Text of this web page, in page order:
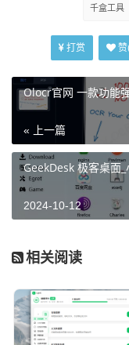
千盒工具
打赏
Olocr官网 一款功能
« 上一篇
GeekDesk 极客桌面
2024-10-12
相关阅读